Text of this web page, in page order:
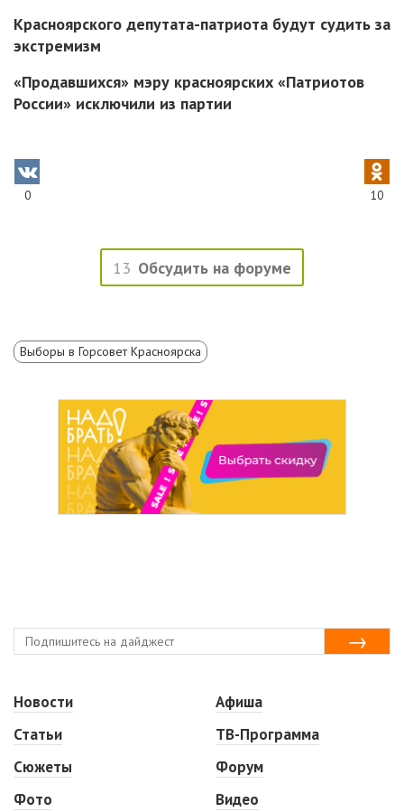
Красноярского депутата-патриота будут судить за
экстремизм
«Продавшихся» мэру красноярских «Патриотов
России» исключили из партии
0 10
13 Обсудить на форуме
Выборы в Горсовет Красноярска
Новости
Статьи
Сюжеты
Фото
Афиша
ТВ-Программа
Форум
Видео